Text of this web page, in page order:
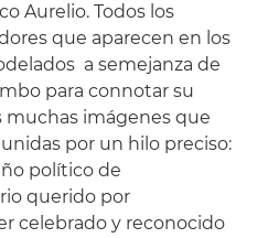
Aurelio. Todos los
que aparecen en los
a semejanza de
para connotar su
muchas imágenes que
por un hilo preciso:
político de
querido por
celebrado y reconocido